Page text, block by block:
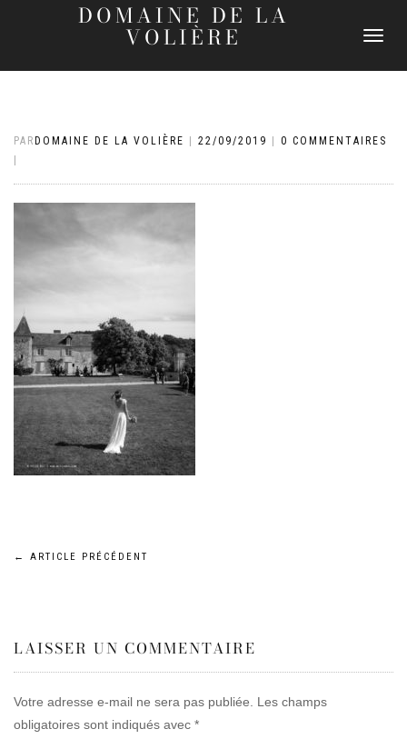
DOMAINE DE LA
VOLIÈRE
DÉPLIER
PAR DOMAINE DE LA VOLIÈRE 22/09/2019
0 COMMENTAIRES
Navigation
l’article
← ARTICLE PRÉCÉDENT
LAISSER UN COMMENTAIRE
Votre adresse e-mail ne sera pas publiée.
Les champs
obligatoires sont indiqués avec *